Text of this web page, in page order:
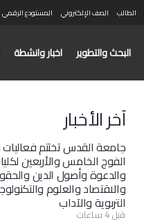
الطالب الصف الإلكتروني المستودع الرقمي
البحث والتطوير اخبار وانشطة
آخر الأخبار
جامعة القدس تختتم
الفوج الخامس والأربعين
والدعوة وأصول الدين
والاقتصاد والعلوم
التربوية والآداب
قبل 4 ساعات